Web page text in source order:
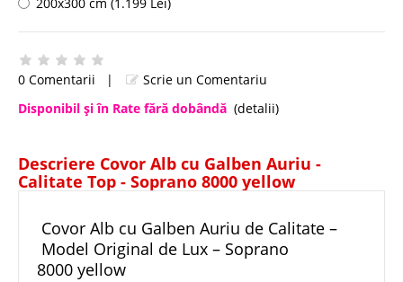
0 Comentarii |
Scrie un Comentariu
Disponibil şi în Rate fără dobândă (detalii)
Descriere Covor Alb cu Galben Auriu -
Calitate Top - Soprano 8000 yellow
Covor Alb cu Galben Auriu de Calitate –
Model Original de Lux – Soprano
8000 yellow